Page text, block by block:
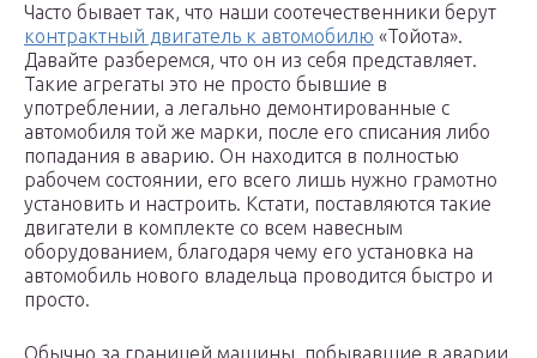
Часто бывает так, что наши соотечественники берут
контрактный двигатель к автомобилю «Тойота».
Давайте разберемся, что он из себя представляет.
Такие агрегаты это не просто бывшие в
употреблении, а легально демонтированные с
автомобиля той же марки, после его списания либо
попадания в аварию. Он находится в полностью
рабочем состоянии, его всего лишь нужно грамотно
установить и настроить. Кстати, поставляются такие
двигатели в комплекте со всем навесным
оборудованием, благодаря чему его установка на
автомобиль нового владельца проводится быстро и
просто.
Обычно за границей машины, побывавшие в аварии,